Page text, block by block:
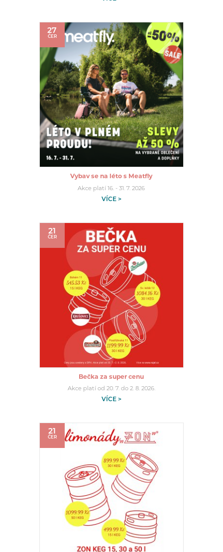
27
ČER
Vybav se na léto s Meatfly
Akce platí 16. - 31. 7. 2026
VÍCE >
21
ČER
Bečka za super cenu
Akce platí od 20. 7. do 2. 8. 2026.
VÍCE >
21
ČER